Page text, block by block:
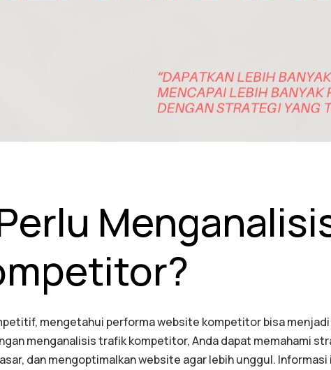
mengetahui performa website kompetitor bisa
menganalisis trafik kompetitor, Anda dapat memahami
dan mengoptimalkan website agar lebih unggul. Informasi